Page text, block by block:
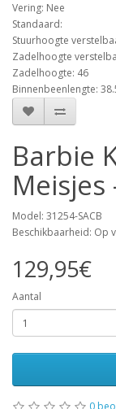
Vering: Nee
Standaard:
Stuurhoogte
Zadelhoogte
Zadelhoogte: 46
Binnenbeenlengte:
Barbie
Meisjes
Model: 31254-SACB
Beschikbaarheid: Op
129,95€
Aantal